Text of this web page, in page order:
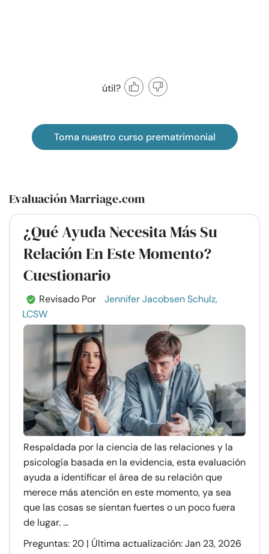
útil?
Toma nuestro curso prematrimonial
Evaluación Marriage.com
¿Qué Ayuda Necesita Más Su
Relación En Este Momento?
Cuestionario
Revisado Por
Jennifer Jacobsen Schulz,
LCSW
Respaldada por la ciencia de las relaciones y la
psicología basada en la evidencia, esta evaluación
ayuda a identificar el área de su relación que
merece más atención en este momento, ya sea
que las cosas se sientan fuertes o un poco fuera
de lugar. ...
Preguntas: 20 | Última actualización: Jan 23, 2026